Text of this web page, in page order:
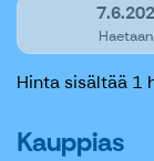
Hinta sisältää 1
Kauppias